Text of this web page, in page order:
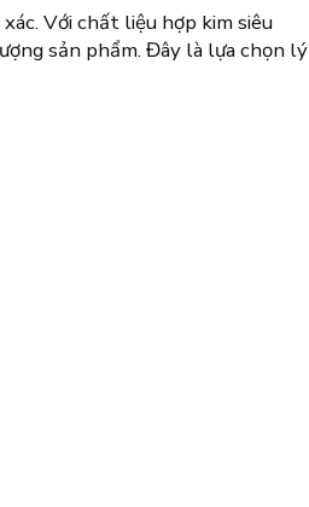
Với chất liệu hợp kim siêu
sản phẩm. Đây là lựa chọn lý